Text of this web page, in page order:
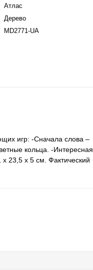
Атлас
Дерево
MD2771-UA
игр: -Сначала слова –
кольца. -Интересная
23,5 х 5 см. Фактический